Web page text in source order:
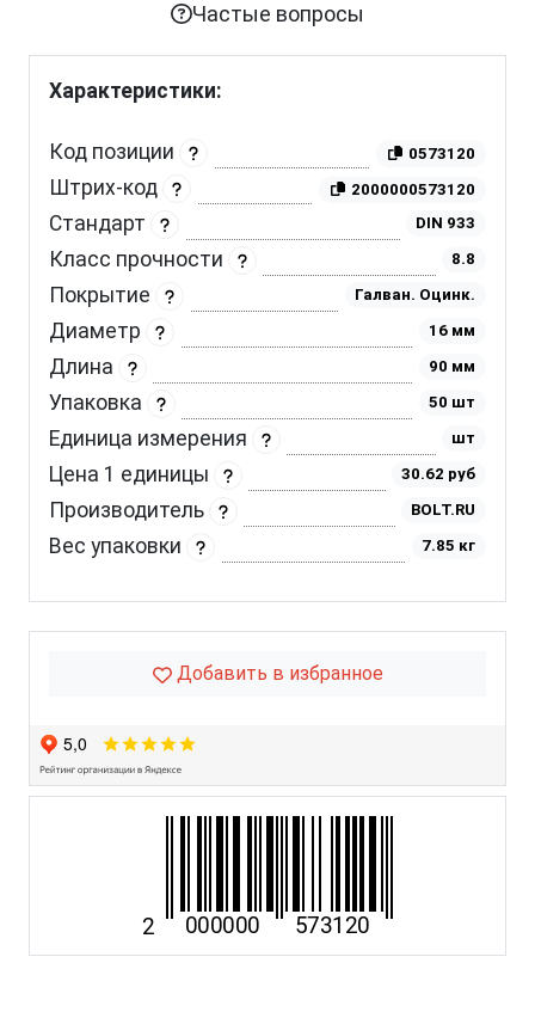
Частые вопросы
Характеристики:
Код позиции 0573120
Штрих-код 2000000573120
Стандарт DIN 933
Класс прочности 8.8
Покрытие Галван. Оцинк.
Диаметр 16 мм
Длина 90 мм
Упаковка 50 шт
Единица измерения шт
Цена 1 единицы 30.62 руб
Производитель BOLT.RU
Вес упаковки 7.85 кг
Добавить в избранное